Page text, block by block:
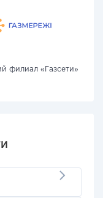
филиал «Газсети»